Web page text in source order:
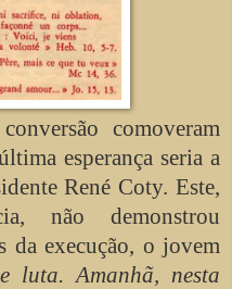
comoveram
esperança seria a
René Coty. Este,
não demonstrou
da execução, o jovem
luta. Amanhã, nesta